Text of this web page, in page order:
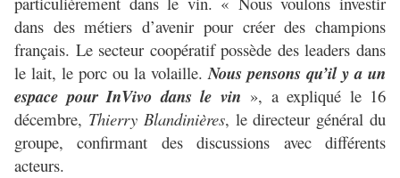
dans des métiers d’avenir pour créer des champions
français. Le secteur coopératif possède des leaders dans
le lait, le porc ou la volaille.Nous pensons qu’il y a un
espace pour InVivo dans le vin », a expliqué le 16
décembre, Thierry Blandinières, le directeur général du
groupe, confirmant des discussions avec différents
acteurs.